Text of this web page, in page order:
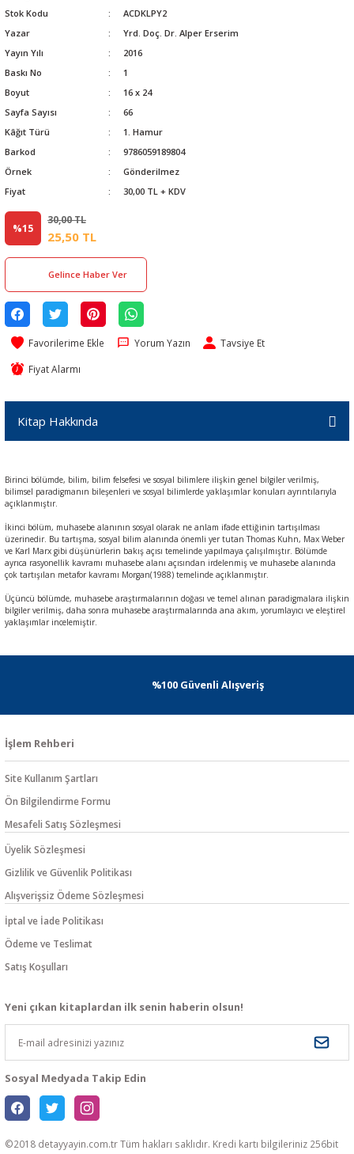
Stok Kodu
ACDKLPY2
Yazar
Yrd. Doç. Dr. Alper Erserim
Yayın Yılı
2016
Baskı No
1
Boyut
16 x 24
Sayfa Sayısı
66
Kâğıt Türü
1. Hamur
Barkod
9786059189804
Örnek
Gönderilmez
Fiyat
30,00 TL + KDV
%15
30,00 TL
25,50 TL
Gelince Haber Ver
Yorum Yazın Tavsiye Et
Fiyat Alarmı
Kitap Hakkında
Birinci bölümde, bilim, bilim felsefesi ve sosyal bilimlere ilişkin genel bilgiler verilmiş,
bilimsel paradigmanın bileşenleri ve sosyal bilimlerde yaklaşımlar konuları ayrıntılarıyla
açıklanmıştır.
İkinci bölüm, muhasebe alanının sosyal olarak ne anlam ifade ettiğinin tartışılması
üzerinedir. Bu tartışma, sosyal bilim alanında önemli yer tutan Thomas Kuhn, Max Weber
ve Karl Marx gibi düşünürlerin bakış açısı temelinde yapılmaya çalışılmıştır. Bölümde
ayrıca rasyonellik kavramı muhasebe alanı açısından irdelenmiş ve muhasebe alanında
çok tartışılan metafor kavramı Morgan(1988) temelinde açıklanmıştır.
Üçüncü bölümde, muhasebe araştırmalarının doğası ve temel alınan paradigmalara ilişkin
bilgiler verilmiş, daha sonra muhasebe araştırmalarında ana akım, yorumlayıcı ve eleştirel
yaklaşımlar incelemiştir.
%100 Güvenli Alışveriş
İşlem Rehberi
Site Kullanım Şartları
Ön Bilgilendirme Formu
Mesafeli Satış Sözleşmesi
Üyelik Sözleşmesi
Gizlilik ve Güvenlik Politikası
Alışverişsiz Ödeme Sözleşmesi
İptal ve İade Politikası
Ödeme ve Teslimat
Satış Koşulları
Yeni çıkan kitaplardan ilk senin haberin olsun!
Sosyal Medyada Takip Edin
©2018 detayyayin.com.tr Tüm hakları saklıdır. Kredi kartı bilgileriniz 256bit